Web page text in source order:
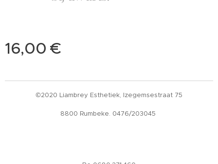
16,00 €
©2020 Liambrey Esthetiek, Izegemsestraat 75
8800 Rumbeke. 0476/203045